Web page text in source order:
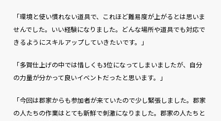
「環境と使い慣れない道具で、これほど難易度が上がるとは思いま
せんでした。いい経験になりました。どんな場所や道具でも対応で
きるようにスキルアップしていきたいです。」
「多賀仕上げの中では惜しくも3位になってしまいましたが、自分
の力量が分かって良いイベントだったと思います。」
「今回は郡家からも参加者が来ていたので少し緊張しました。郡家
の人たちの作業はとても新鮮で刺激になりました。郡家の人たちと